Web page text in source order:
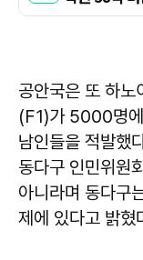
공안국은 또 하
(F1)가 5000명
남인들을 적발했
동다구 인민위원
아니라며 동다구
제에 있다고 밝혔